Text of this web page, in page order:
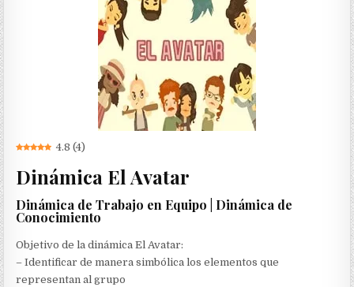
4.8 (4)
Dinámica El Avatar
Dinámica de Trabajo en Equipo | Dinámica de
Conocimiento
Objetivo de la dinámica El Avatar:
– Identificar de manera simbólica los elementos que
representan al grupo